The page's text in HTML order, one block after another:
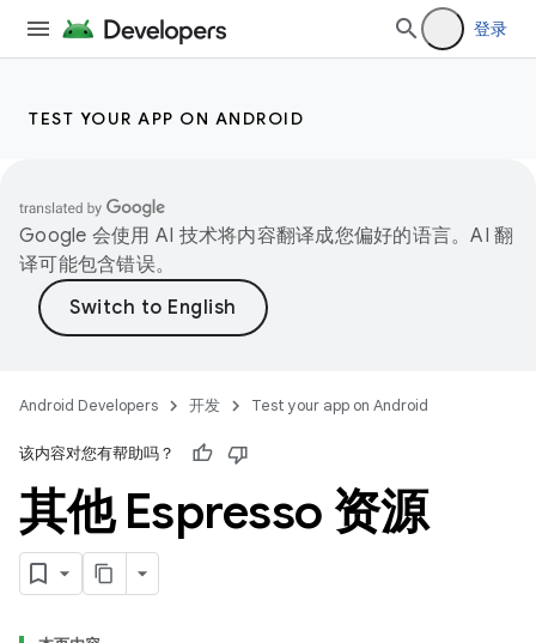
登录
TEST YOUR APP ON ANDROID
Google 会使用 AI 技术将内容翻译成您偏好的语言。AI 翻
译可能包含错误。
Android Developers 开发 Test your app on Android
该内容对您有帮助吗？
其他 Espresso 资源